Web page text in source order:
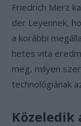
Friedrich Merz
der Leyennek,
a korábbi
hetes vita
meg, milyen
technológiának
Közeledik